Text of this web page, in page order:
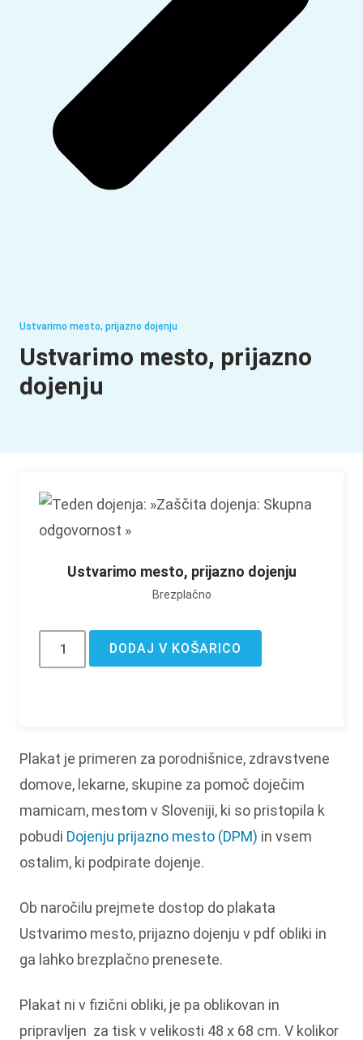
Ustvarimo mesto, prijazno dojenju
Ustvarimo mesto, prijazno
dojenju
Plakat je primeren za porodnišnice, zdravstvene
domove, lekarne, skupine za pomoč doječim
mamicam, mestom v Sloveniji, ki so pristopila k
pobudi Dojenju prijazno mesto (DPM) in vsem
ostalim, ki podpirate dojenje.
Ob naročilu prejmete dostop do plakata
Ustvarimo mesto, prijazno dojenju v pdf obliki in
ga lahko brezplačno prenesete.
Plakat ni v fizični obliki, je pa oblikovan in
pripravljen za tisk v velikosti 48 x 68 cm. V kolikor
Ustvarimo mesto, prijazno dojenju
Brezplačno
DODAJ V KOŠARICO